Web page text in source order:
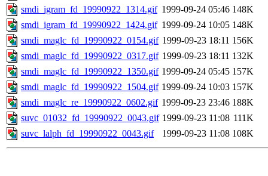
smdi_igram_fd_19990922_1314.gif 1999-09-24 05:46 148K
smdi_igram_fd_19990922_1424.gif 1999-09-24 10:05 148K
smdi_maglc_fd_19990922_0154.gif 1999-09-23 18:11 156K
smdi_maglc_fd_19990922_0317.gif 1999-09-23 18:11 132K
smdi_maglc_fd_19990922_1350.gif 1999-09-24 05:45 157K
smdi_maglc_fd_19990922_1504.gif 1999-09-24 10:03 157K
smdi_maglc_re_19990922_0602.gif 1999-09-23 23:46 188K
suvc_01032_fd_19990922_0043.gif 1999-09-23 11:08 111K
suvc_lalph_fd_19990922_0043.gif
1999-09-23 11:08 108K